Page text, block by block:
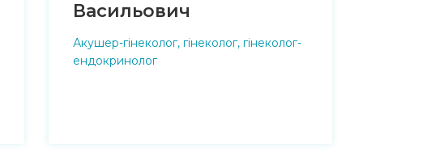
Васильович
Акушер-гінеколог, гінеколог, гінеколог-
ендокринолог